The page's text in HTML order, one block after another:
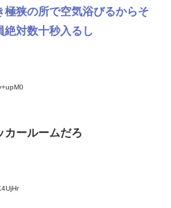
極狭の所で空気浴びるからそ
絶対数十秒入るし
カールームだろ